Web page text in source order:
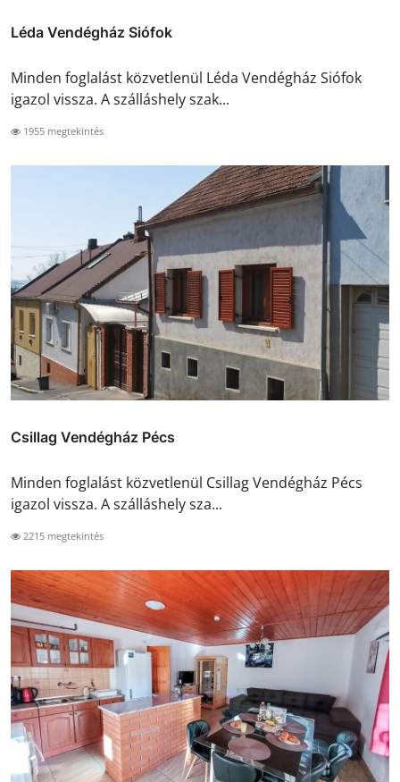
Léda Vendégház Siófok
Minden foglalást közvetlenül Léda Vendégház Siófok
igazol vissza. A szálláshely szak...
1955 megtekintés
Csillag Vendégház Pécs
Minden foglalást közvetlenül Csillag Vendégház Pécs
igazol vissza. A szálláshely sza...
2215 megtekintés